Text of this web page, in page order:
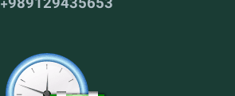
989129435653
+